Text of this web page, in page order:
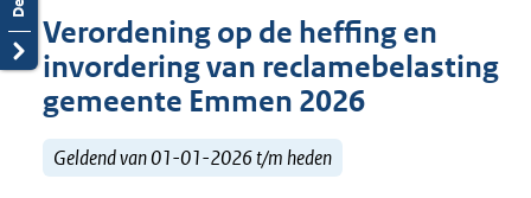
Verordening op de heffing en
invordering van reclamebelasting
gemeente Emmen 2026
Geldend van 01-01-2026 t/m heden